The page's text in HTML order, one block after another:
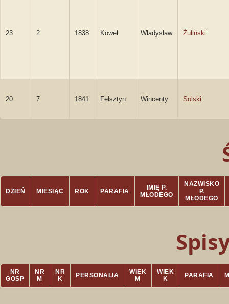
23 2 1838 Kowel Władysław Żuliński
20 7 1841 Felsztyn Wincenty Solski
DZIEŃ MIESIĄC ROK PARAFIA
IMIĘ P.
MŁODEGO
NAZWISKO
P.
MŁODEGO
NR
GOSP
NR
M
NR
K
PERSONALIA
WIEK
M
WIEK
K
PARAFIA